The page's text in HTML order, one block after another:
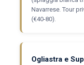
Navarrese. Tour
(€40-80).
Ogliastra e